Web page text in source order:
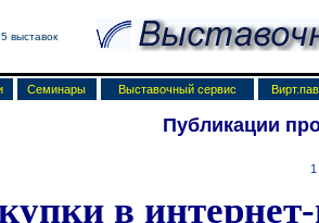
выставок
Семинары Выставочный сервис
Публикации
1
в